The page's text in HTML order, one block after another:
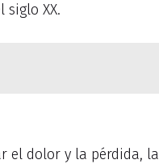
XX.
el dolor y la pérdida, la